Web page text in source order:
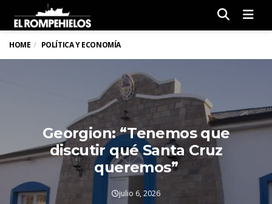
HOME POLÍTICA Y ECONOMÍA
Georgion: “Tenemos que
discutir qué Santa Cruz
queremos”
julio 6, 2026